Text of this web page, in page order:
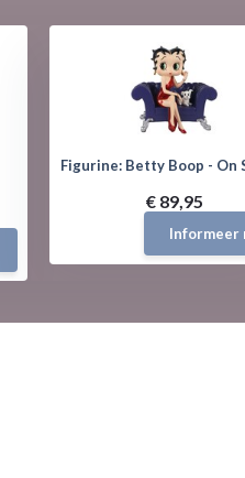
Figurine: Betty Boop - On
€ 89,95
Informeer